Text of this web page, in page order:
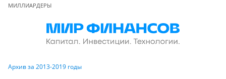
МИЛЛИАРДЕРЫ
Архив за 2013-2019 годы